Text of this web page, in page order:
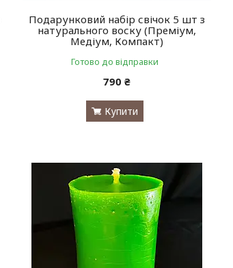
Подарунковий набір свічок 5 шт з
натурального воску (Преміум,
Медіум, Компакт)
Готово до відправки
790 ₴
Купити